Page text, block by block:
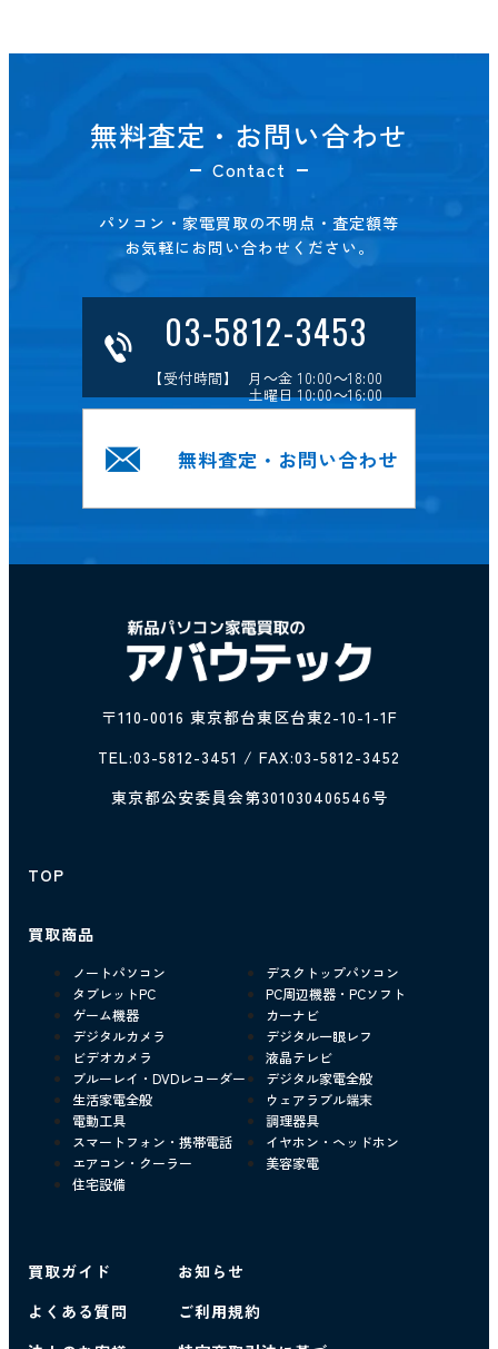
無料査定・お問い合わせ
Contact
パソコン・家電買取の不明点・査定額等
お気軽にお問い合わせください。
03-5812-3453
【受付時間】 月～金 10:00～18:00
土曜日 10:00～16:00
無料査定・お問い合わせ
〒110-0016 東京都台東区台東2-10-1-1F
TEL:03-5812-3451 / FAX:03-5812-3452
東京都公安委員会第301030406546号
TOP
買取商品
ノートパソコン
デスクトップパソコン
タブレットPC
PC周辺機器・PCソフト
ゲーム機器
カーナビ
デジタルカメラ
デジタル一眼レフ
ビデオカメラ
液晶テレビ
ブルーレイ・DVDレコーダー
デジタル家電全般
生活家電全般
ウェアラブル端末
電動工具
調理器具
スマートフォン・携帯電話
イヤホン・ヘッドホン
エアコン・クーラー
美容家電
住宅設備
買取ガイド
よくある質問
お知らせ
ご利用規約